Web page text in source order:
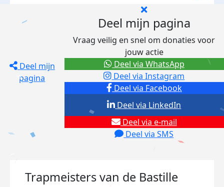
Deel mijn
pagina
Deel mijn pagina
Vraag veilig en snel om donaties voor
jouw actie
Deel via Facebook
Deel via Instagram
Deel via e-mail
Deel via SMS
Deel via LinkedIn
Deel via WhatsApp
Trapmeisters van de Bastille